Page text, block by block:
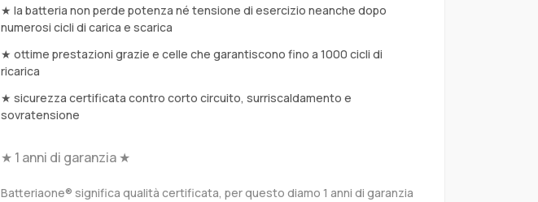
★ la batteria non perde potenza né tensione di esercizio neanche dopo
numerosi cicli di carica e scarica
★ ottime prestazioni grazie e celle che garantiscono fino a 1000 cicli di
ricarica
★ sicurezza certificata contro corto circuito, surriscaldamento e
sovratensione
★ 1 anni di garanzia ★
Batteriaone® significa qualità certificata, per questo diamo 1 anni di garanzia